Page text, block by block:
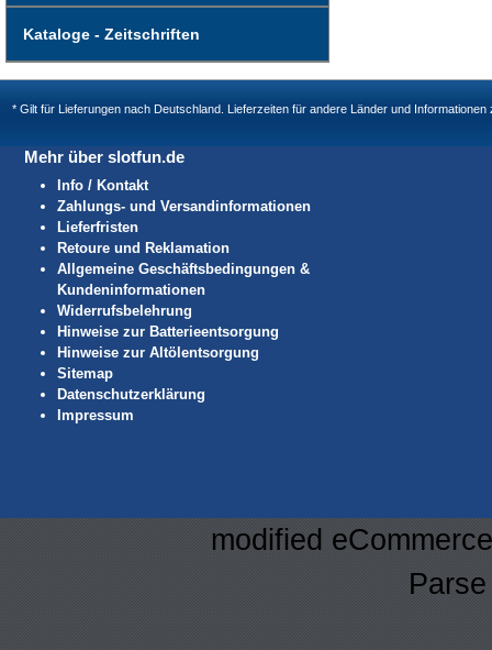
Kataloge - Zeitschriften
* Gilt für Lieferungen nach Deutschland. Lieferzeiten für andere Länder und
Mehr über slotfun.de
Info / Kontakt
Zahlungs- und Versandinformationen
Lieferfristen
Retoure und Reklamation
Allgemeine Geschäftsbedingungen &
Kundeninformationen
Widerrufsbelehrung
Hinweise zur Batterieentsorgung
Hinweise zur Altölentsorgung
Sitemap
Datenschutzerklärung
Impressum
mod ified